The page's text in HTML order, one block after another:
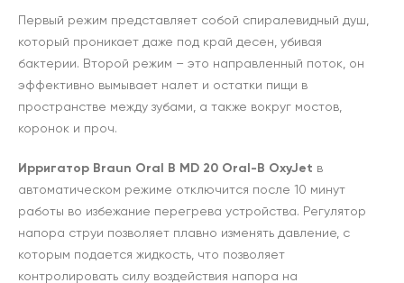
Первый режим представляет собой спиралевидный душ,
который проникает даже под край десен, убивая
бактерии. Второй режим – это направленный поток, он
эффективно вымывает налет и остатки пищи в
пространстве между зубами, а также вокруг мостов,
коронок и проч.
Ирригатор Braun Oral B MD 20 Oral-B OxyJet в
автоматическом режиме отключится после 10 минут
работы во избежание перегрева устройства. Регулятор
напора струи позволяет плавно изменять давление, с
которым подается жидкость, что позволяет
контролировать силу воздействия напора на